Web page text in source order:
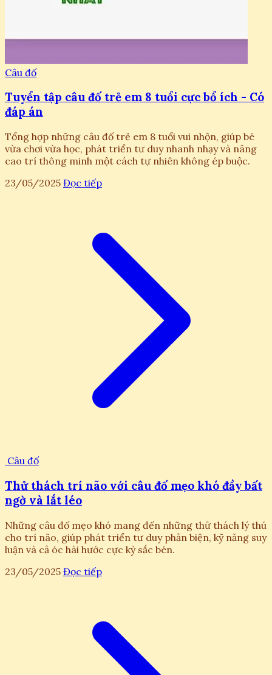
Câu đố
Tuyển tập câu đố trẻ em 8 tuổi cực bổ ích - Có
đáp án
Tổng hợp những câu đố trẻ em 8 tuổi vui nhộn, giúp bé
vừa chơi vừa học, phát triển tư duy nhanh nhạy và nâng
cao trí thông minh một cách tự nhiên không ép buộc.
23/05/2025 Đọc tiếp
Câu đố
Thử thách trí não với câu đố mẹo khó đầy bất
ngờ và lắt léo
Những câu đố mẹo khó mang đến những thử thách lý thú
cho trí não, giúp phát triển tư duy phản biện, kỹ năng suy
luận và cả óc hài hước cực kỳ sắc bén.
23/05/2025 Đọc tiếp